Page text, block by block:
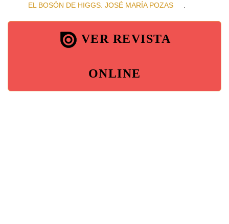
EL BOSÓN DE HIGGS. JOSÉ MARÍA POZAS
VER REVISTA
ONLINE